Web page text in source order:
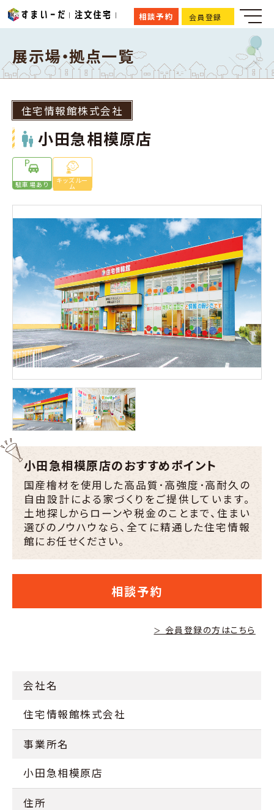
相談予約 会員登録
展示場・拠点一覧
住宅情報館株式会社
小田急相模原店
駐車場あり キッズルー
ム
小田急相模原店のおすすめポイント
国産檜材を使用した高品質･高強度･高耐久の
自由設計による家づくりをご提供しています。
土地探しからローンや税金のことまで、住まい
選びのノウハウなら、全てに精通した住宅情報
館にお任せください。
相談予約
＞ 会員登録の方はこちら
会社名
住宅情報館株式会社
事業所名
小田急相模原店
住所